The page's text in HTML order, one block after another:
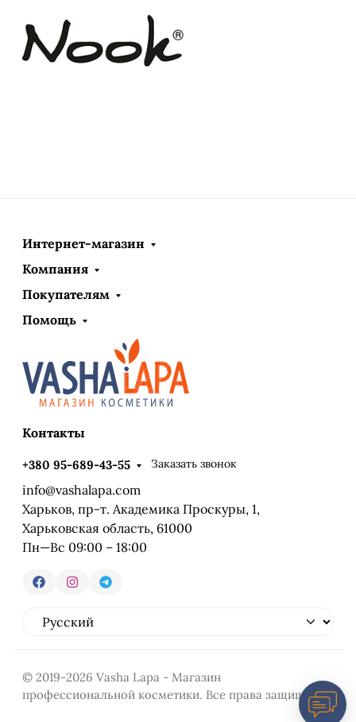
Интернет-магазин
Компания
Покупателям
Помощь
Контакты
+380 95-689-43-55 Заказать звонок
info@vashalapa.com
Харьков, пр-т. Академика Проскуры, 1,
Харьковская область, 61000
Пн—Вс 09:00 – 18:00
© 2019-2026 Vasha Lapa - Магазин
профессиональной косметики. Все права защищены